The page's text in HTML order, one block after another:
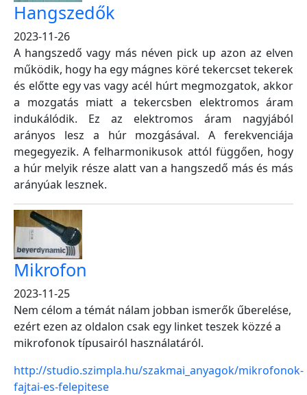
Hangszedők
2023-11-26
A hangszedő vagy más néven pick up azon az elven
működik, hogy ha egy mágnes köré tekercset tekerek
és előtte egy vas vagy acél húrt megmozgatok, akkor
a mozgatás miatt a tekercsben elektromos áram
indukálódik. Ez az elektromos áram nagyjából
arányos lesz a húr mozgásával. A ferekvenciája
megegyezik. A felharmonikusok attól függően, hogy
a húr melyik része alatt van a hangszedő más és más
arányúak lesznek.
Mikrofon
2023-11-25
Nem célom a témát nálam jobban ismerők űberelése,
ezért ezen az oldalon csak egy linket teszek közzé a
mikrofonok típusairól használatáról.
http://studio.szimpla.hu/szakmai_anyagok/mikrofonok-
fajtai-es-felepitese